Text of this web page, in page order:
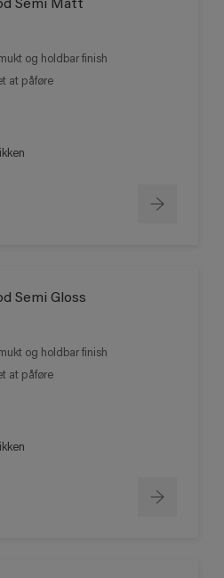
Semi Matt
og holdbar finish
at påføre
Semi Gloss
og holdbar finish
at påføre